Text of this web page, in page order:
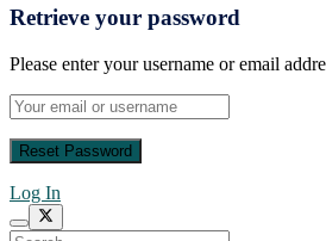
Retrieve your password
Please enter your username or email
Log In